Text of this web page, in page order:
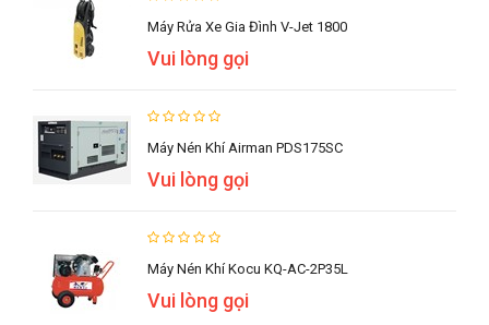
Máy Rửa Xe Gia Đình V-Jet 1800
Vui lòng gọi
Máy Nén Khí Airman PDS175SC
Vui lòng gọi
Máy Nén Khí Kocu KQ-AC-2P35L
Vui lòng gọi